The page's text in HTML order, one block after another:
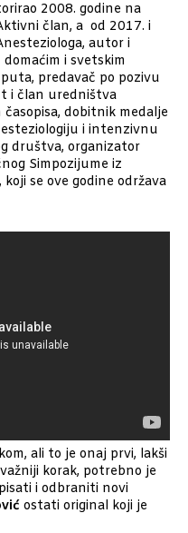
2008. godine na
član, a od 2017. i
autor i
i svetskim
predavač po pozivu
i član uredništva
dobitnik medalje
i intenzivnu
društva, organizator
Simpozijume iz
se ove godine održava
ali to je onaj prvi, lakši
korak, potrebno je
i odbraniti novi
ostati original koji je